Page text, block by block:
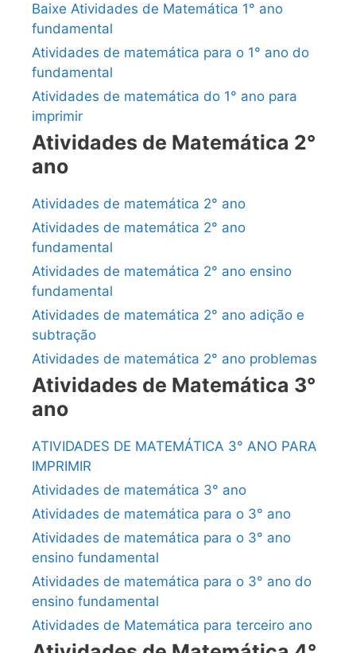
Baixe Atividades de Matemática 1° ano
fundamental
Atividades de matemática para o 1° ano do
fundamental
Atividades de matemática do 1° ano para
imprimir
Atividades de Matemática 2°
ano
Atividades de matemática 2° ano
Atividades de matemática 2° ano
fundamental
Atividades de matemática 2° ano ensino
fundamental
Atividades de matemática 2° ano adição e
subtração
Atividades de matemática 2° ano problemas
Atividades de Matemática 3°
ano
ATIVIDADES DE MATEMÁTICA 3° ANO PARA
IMPRIMIR
Atividades de matemática 3° ano
Atividades de matemática para o 3° ano
Atividades de matemática para o 3° ano
ensino fundamental
Atividades de matemática para o 3° ano do
ensino fundamental
Atividades de Matemática para terceiro ano